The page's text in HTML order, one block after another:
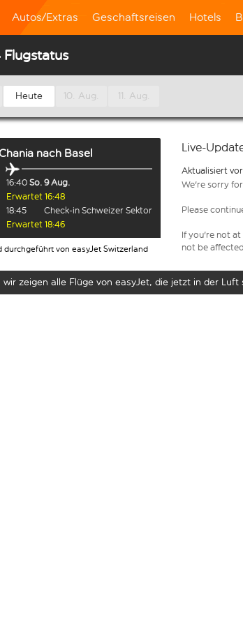
Autos/Extras Geschaftsreisen Hotels
Flugstatus
Heute 10. Aug. 11. Aug.
nach Basel
16:40 So. 9 Aug.
Erwartet 16:48
18:45
Check-in Schweizer Sektor
Erwartet 18:46
durchgeführt von easyJet Switzerland
Live-
Aktualisiert
We're sorry
Please
If you're not
not be
zeigen alle Flüge von easyJet, die jetzt in der Luft